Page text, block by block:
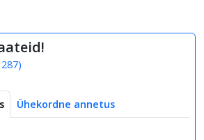
)
Ühekordne annetus